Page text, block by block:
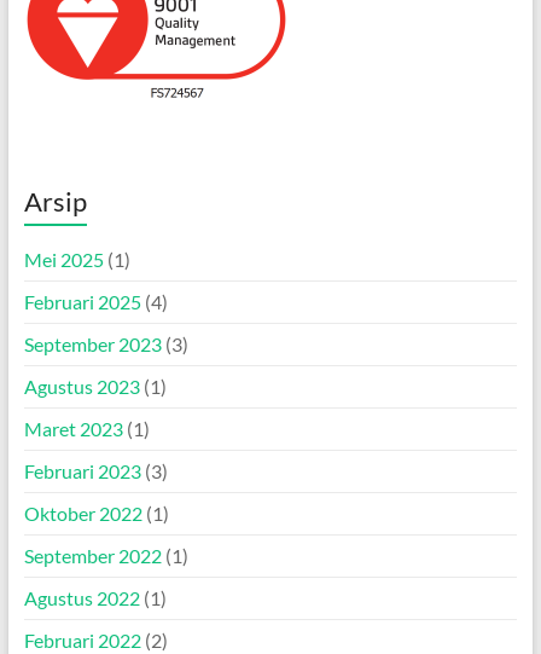
Arsip
Mei 2025(1)
Februari 2025(4)
September 2023(3)
Agustus 2023(1)
Maret 2023(1)
Februari 2023(3)
Oktober 2022(1)
September 2022(1)
Agustus 2022(1)
Februari 2022(2)